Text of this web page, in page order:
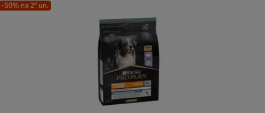
-50% na 2ª un.